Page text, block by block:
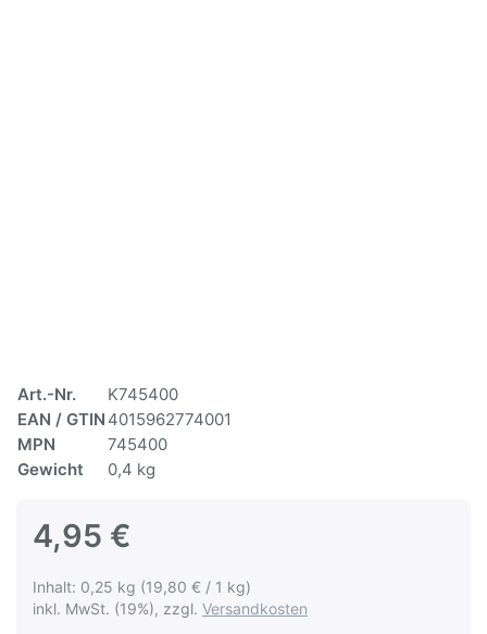
Art.-Nr.
K745400
EAN / GTIN 4015962774001
MPN
745400
Gewicht
0,4 kg
4,95 €
Inhalt: 0,25 kg (19,80 € / 1 kg)
inkl. MwSt. (19%), zzgl. Versandkosten